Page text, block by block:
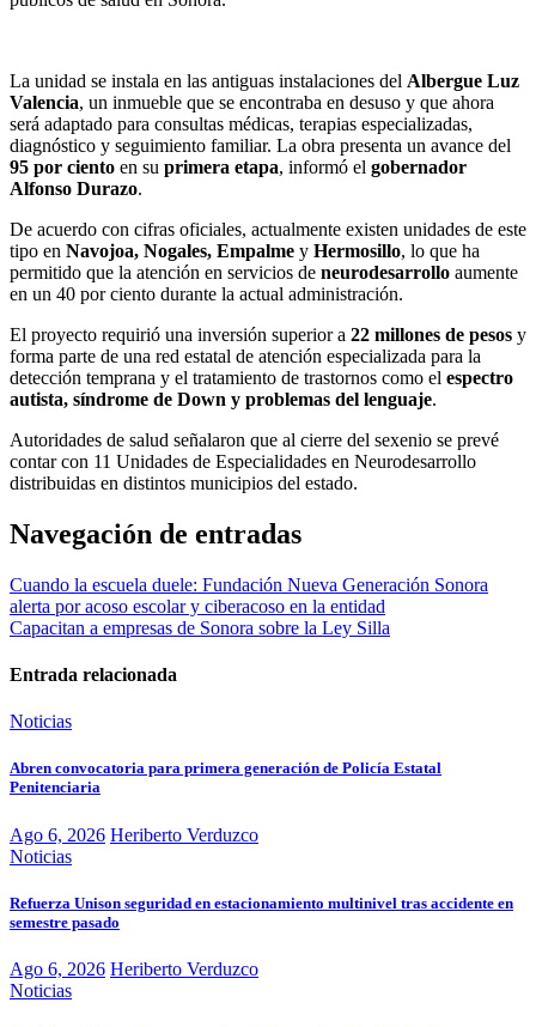
La unidad se instala en las antiguas instalaciones del Albergue Luz
Valencia, un inmueble que se encontraba en desuso y que ahora
será adaptado para consultas médicas, terapias especializadas,
diagnóstico y seguimiento familiar. La obra presenta un avance del
95 por ciento en su primera etapa, informó el gobernador
Alfonso Durazo.
De acuerdo con cifras oficiales, actualmente existen unidades de este
tipo en Navojoa, Nogales, Empalme y Hermosillo, lo que ha
permitido que la atención en servicios de neurodesarrollo aumente
en un 40 por ciento durante la actual administración.
El proyecto requirió una inversión superior a 22 millones de pesos y
forma parte de una red estatal de atención especializada para la
detección temprana y el tratamiento de trastornos como el espectro
autista, síndrome de Down y problemas del lenguaje.
Autoridades de salud señalaron que al cierre del sexenio se prevé
contar con 11 Unidades de Especialidades en Neurodesarrollo
distribuidas en distintos municipios del estado.
Navegación de entradas
Cuando la escuela duele: Fundación Nueva Generación Sonora
alerta por acoso escolar y ciberacoso en la entidad
Capacitan a empresas de Sonora sobre la Ley Silla
Entrada relacionada
Noticias
Abren convocatoria para primera generación de Policía Estatal
Penitenciaria
Ago 6, 2026 Heriberto Verduzco
Noticias
Refuerza Unison seguridad en estacionamiento multinivel tras accidente en
semestre pasado
Ago 6, 2026 Heriberto Verduzco
Noticias